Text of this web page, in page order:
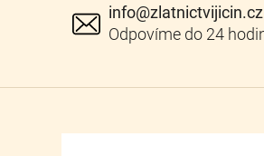
info@zlatnictvijicin.cz